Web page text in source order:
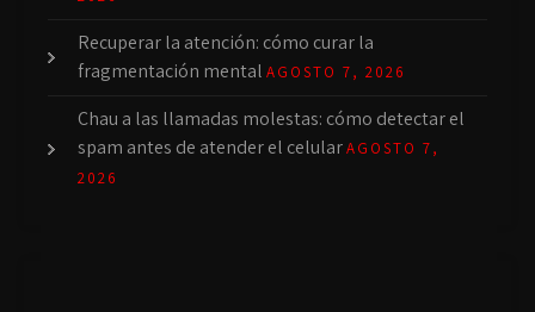
Recuperar la atención: cómo curar la
fragmentación mental AGOSTO 7, 2026
Chau a las llamadas molestas: cómo detectar el
spam antes de atender el celularAGOSTO 7,
2026